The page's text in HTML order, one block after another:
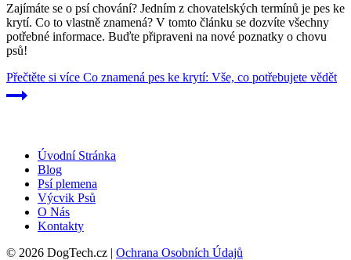
Zajímáte se o psí chování? Jedním z chovatelských termínů je pes ke
krytí. Co to vlastně znamená? V tomto článku se dozvíte všechny
potřebné informace. Buďte připraveni na nové poznatky o chovu
psů!
Přečtěte si více Co znamená pes ke krytí: Vše, co potřebujete vědět
Úvodní Stránka
Blog
Psí plemena
Výcvik Psů
O Nás
Kontakty
© 2026 DogTech.cz | Ochrana Osobních Údajů